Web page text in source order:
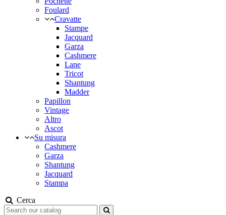
Foulard
Cravatte
Stampe
Jacquard
Garza
Cashmere
Lane
Tricot
Shantung
Madder
Papillon
Vintage
Altro
Ascot
Su misura
Cashmere
Garza
Shantung
Jacquard
Stampa
Cerca